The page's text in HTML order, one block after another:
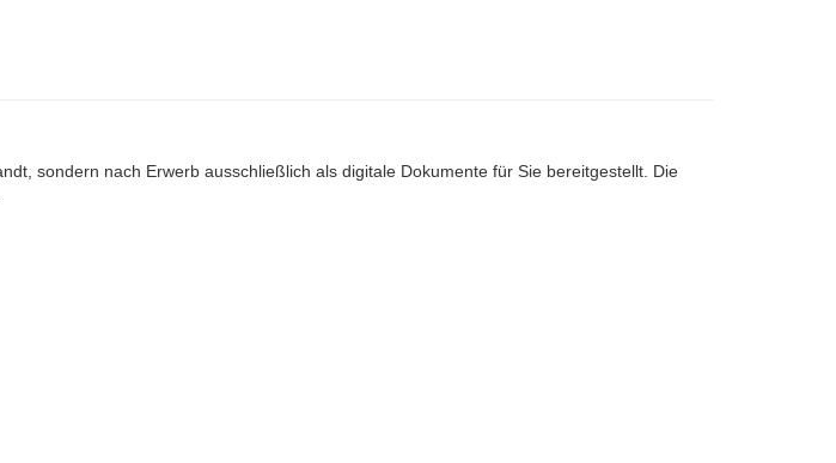
sondern nach Erwerb ausschließlich als digitale Dokumente für Sie bereitgestellt. Die